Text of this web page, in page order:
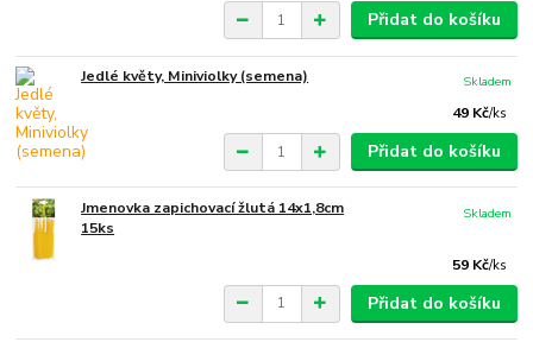
Přidat do košíku
Jedlé květy, Miniviolky (semena)
49 Kč/ks
Skladem
Přidat do košíku
Jmenovka zapichovací žlutá 14x1,8cm
15ks
59 Kč/ks
Skladem
Přidat do košíku